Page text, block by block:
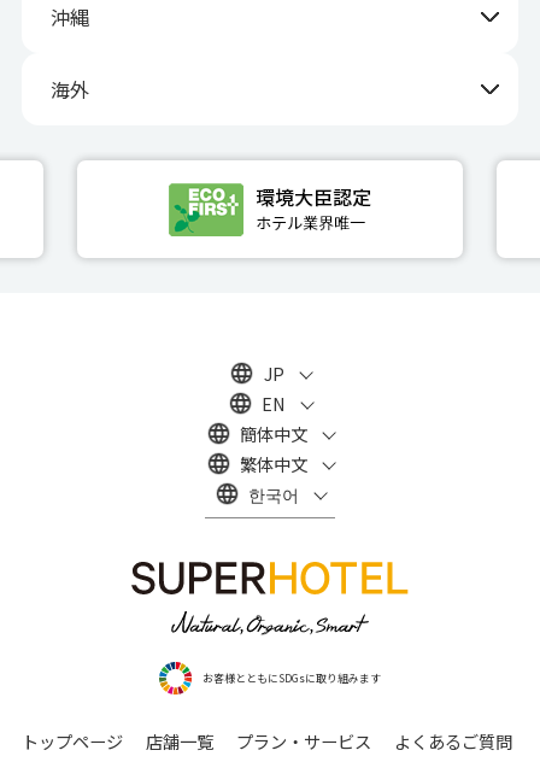
沖縄
海外
JP
EN
簡体中文
繁体中文
한국어
お客様とともにSDGsに取り組みます
トップページ 店舗一覧 プラン・サービス
よくあるご質問